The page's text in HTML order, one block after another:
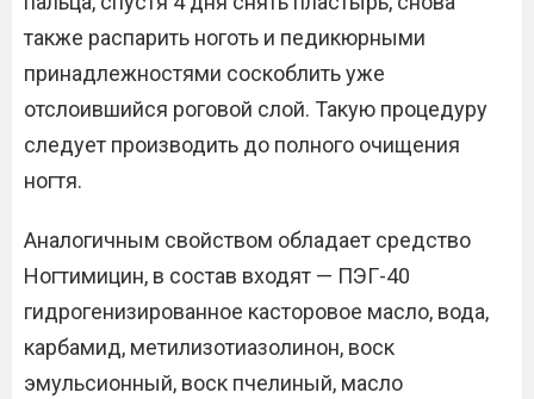
также распарить ноготь и педикюрными
принадлежностями соскоблить уже
отслоившийся роговой слой. Такую процедуру
следует производить до полного очищения
ногтя.
Аналогичным свойством обладает средство
Ногтимицин, в состав входят — ПЭГ-40
гидрогенизированное касторовое масло, вода,
карбамид, метилизотиазолинон, воск
эмульсионный, воск пчелиный, масло